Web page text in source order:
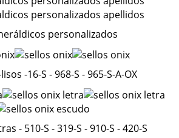
personalizados
-16-S - 968-S - 965-S-A-OX
- 510-S - 319-S - 910-S - 420-S